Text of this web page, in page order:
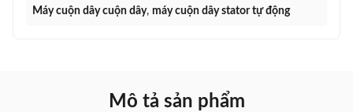
Máy cuộn dây cuộn dây, máy cuộn dây stator tự động
Mô tả sản phẩm